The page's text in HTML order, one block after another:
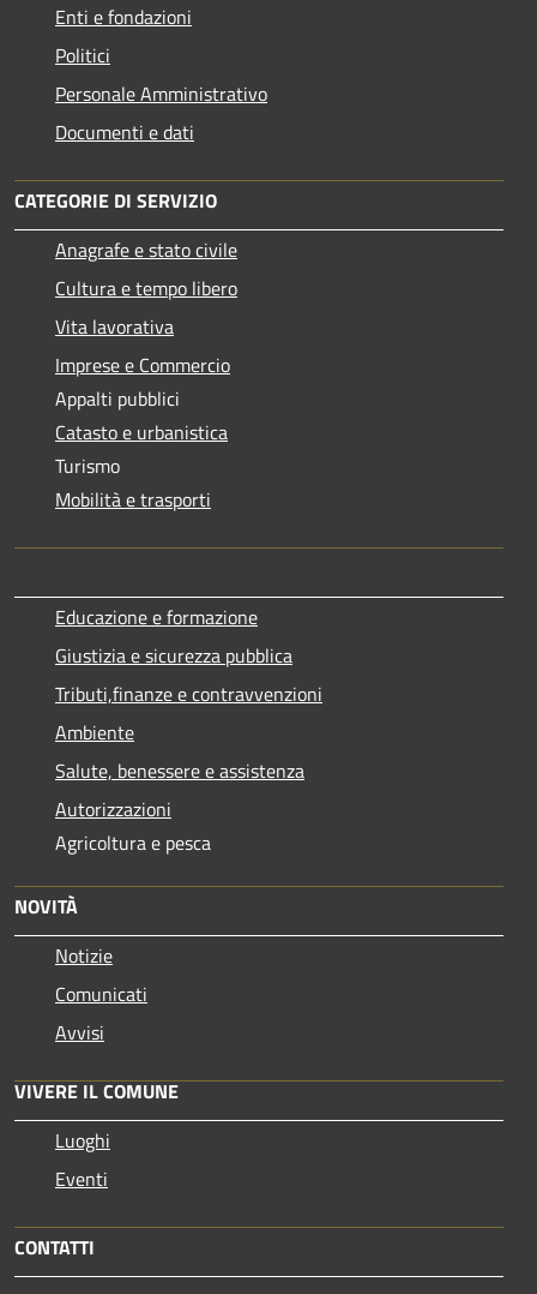
Enti e fondazioni
Politici
Personale Amministrativo
Documenti e dati
CATEGORIE DI SERVIZIO
Anagrafe e stato civile
Cultura e tempo libero
Vita lavorativa
Imprese e Commercio
Appalti pubblici
Catasto e urbanistica
Turismo
Mobilità e trasporti
Educazione e formazione
Giustizia e sicurezza pubblica
Tributi,finanze e contravvenzioni
Ambiente
Salute, benessere e assistenza
Autorizzazioni
Agricoltura e pesca
NOVITÀ
Notizie
Comunicati
Avvisi
VIVERE IL COMUNE
Luoghi
Eventi
CONTATTI